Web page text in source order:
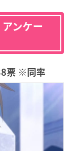
アンケー
票 ※同率